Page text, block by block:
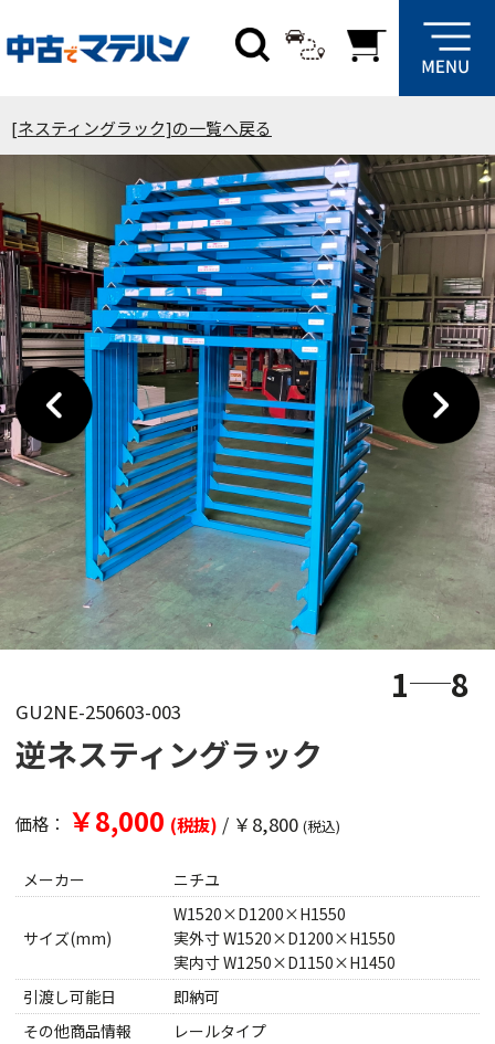
[ネスティングラック]の一覧へ戻る
1 8
GU2NE-250603-003
逆ネスティングラック
価格： ￥8,000 (税抜) / ￥8,800 (税込)
メーカー ニチユ
サイズ(mm)
W1520×D1200×H1550
実外寸 W1520×D1200×H1550
実内寸 W1250×D1150×H1450
引渡し可能日
即納可
その他商品情報
レールタイプ